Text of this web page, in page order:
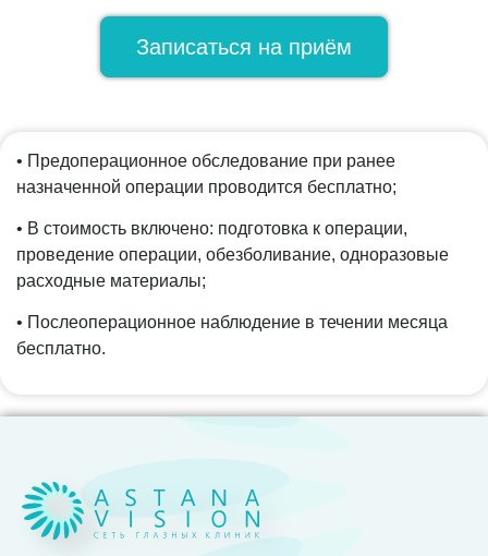
Записаться на приём
• Предоперационное обследование при ранее
назначенной операции проводится бесплатно;
• В стоимость включено: подготовка к операции,
проведение операции, обезболивание, одноразовые
расходные материалы;
• Послеоперационное наблюдение в течении месяца
бесплатно.